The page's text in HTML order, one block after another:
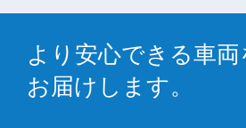
より安心できる車
お届けします。